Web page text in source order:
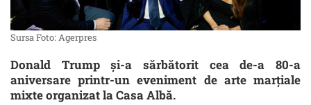
Sursa Foto: Agerpres
Donald Trump și-a sărbătorit cea de-a 80-a
aniversare printr-un eveniment de arte marțiale
mixte organizat la Casa Albă.